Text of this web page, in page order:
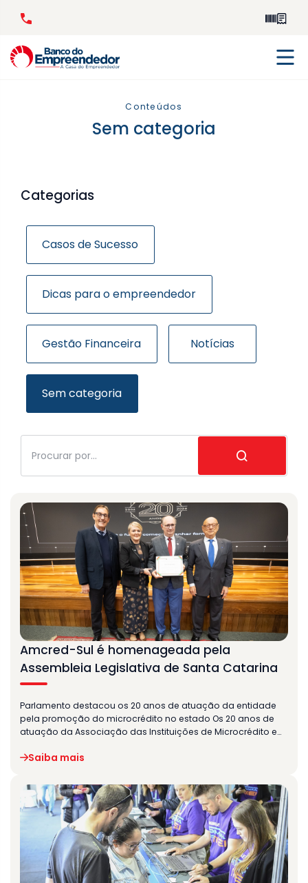
Conteúdos
Sem categoria
Categorias
Casos de Sucesso
Dicas para o empreendedor
Gestão Financeira Notícias
Sem categoria
Amcred-Sul é homenageada pela
Assembleia Legislativa de Santa Catarina
Parlamento destacou os 20 anos de atuação da entidade
pela promoção do microcrédito no estado Os 20 anos de
atuação da Associação das Instituições de Microcrédito e…
Saiba mais